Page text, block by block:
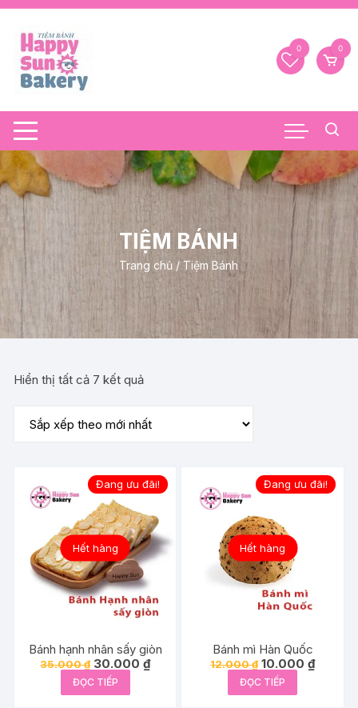
Chuyển
dung
0 0
TIỆM BÁNH
Trang chủ / Tiệm Bánh
Hiển thị tất cả 7 kết quảĐã
xếp
nhất
Hết hàng
Đang ưu đãi!
Bánh hạnh nhân sấy giòn
35.000₫ Giá
gốc
là:
35.000 ₫.
30.000₫Giá
hiện
ĐỌC TIẾP
Hết hàng
Đang ưu đãi!
Bánh mì Hàn Quốc
12.000₫ Giá
gốc
là:
12.000 ₫.
10.000₫Giá
hiện
ĐỌC TIẾP